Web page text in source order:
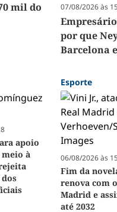
mil do
07/08/2026 às
por que
Barcelona
apoio
à
Esporte
06/08/2026 às
Fim da
renova com
Madrid e
até 2032